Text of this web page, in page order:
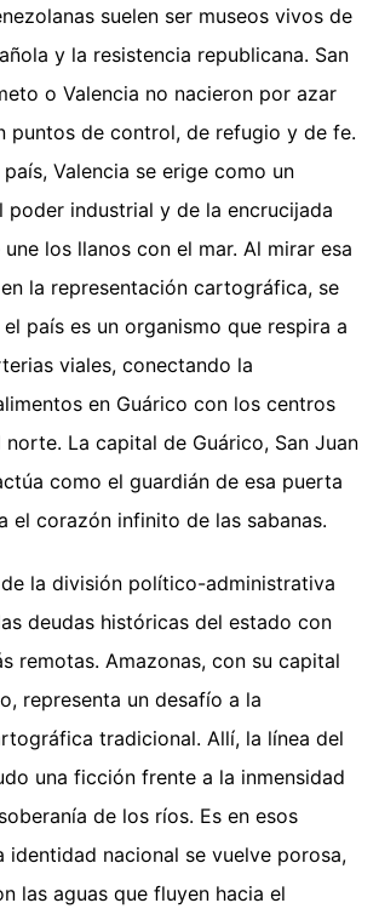
suelen ser museos vivos de
y la resistencia republicana. San
o Valencia no nacieron por azar
puntos de control, de refugio y de fe.
Valencia se erige como un
poder industrial y de la encrucijada
los llanos con el mar. Al mirar esa
la representación cartográfica, se
país es un organismo que respira a
viales, conectando la
en Guárico con los centros
La capital de Guárico, San Juan
como el guardián de esa puerta
el corazón infinito de las sabanas.
la división político-administrativa
deudas históricas del estado con
remotas. Amazonas, con su capital
representa un desafío a la
tradicional. Allí, la línea del
una ficción frente a la inmensidad
de los ríos. Es en esos
identidad nacional se vuelve porosa,
las aguas que fluyen hacia el